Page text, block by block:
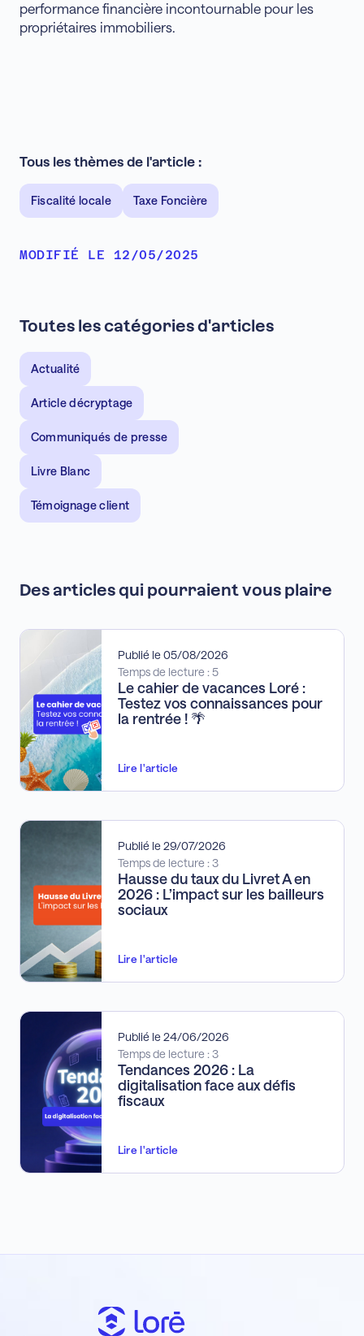
performance financière incontournable pour les
propriétaires immobiliers.
Tous les thèmes de l'article :
Fiscalité locale Taxe Foncière
MODIFIÉ LE 12/05/2025
Toutes les catégories d'articles
Actualité
Article décryptage
Communiqués de presse
Livre Blanc
Témoignage client
Des articles qui pourraient vous plaire
Publié le 05/08/2026
Temps de lecture : 5
Le cahier de vacances Loré :
Testez vos connaissances pour
la rentrée ! 🌴
Lire l'article
Publié le 29/07/2026
Temps de lecture : 3
Hausse du taux du Livret A en
2026 : L’impact sur les bailleurs
sociaux
Lire l'article
Publié le 24/06/2026
Temps de lecture : 3
Tendances 2026 : La
digitalisation face aux défis
fiscaux
Lire l'article